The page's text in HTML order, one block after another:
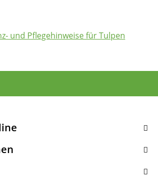
und Pflegehinweise für Tulpen